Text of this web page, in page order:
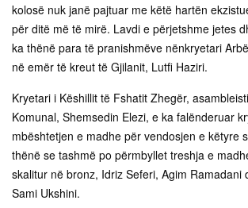
kolosë nuk janë pajtuar me këtë hartën
për ditë më të mirë. Lavdi e përjetshme jetes
ka thënë para të pranishmëve nënkryetari
në emër të kreut të Gjilanit, Lutfi Haziri.
Kryetari i Këshillit të Fshatit Zhegër,
Komunal, Shemsedin Elezi, e ka falënderuar
mbështetjen e madhe për vendosjen e këtyre
thënë se tashmë po përmbyllet treshja e
skalitur në bronz, Idriz Seferi, Agim Ramadani
Sami Ukshini.